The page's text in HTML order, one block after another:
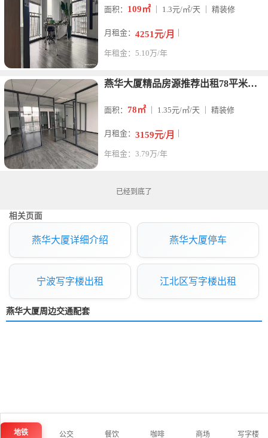
面积： 109㎡｜ 1.3元/㎡/天 ｜ 精装修
月租金： 4251元/月
年租金：5.10万/年
燕华大厦精品房源推荐出租78平米精装修
面积： 78㎡｜ 1.35元/㎡/天 ｜ 精装修
月租金： 3159元/月
年租金：3.79万/年
已经到底了
相关页面
燕华大厦详细介绍 燕华大厦停车
宁波写字楼出租 江北区写字楼出租
燕华大厦周边交通配套
地铁 公交 餐饮 咖啡 商场 写字楼